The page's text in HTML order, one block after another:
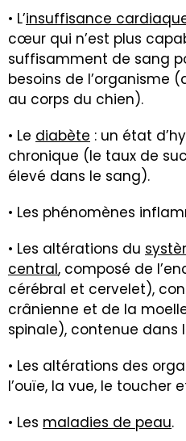
• L’insuffisance
cœur qui n’est plus
suffisamment de sang
besoins de l’organisme
au corps du chien).
• Le diabète : un état
chronique (le taux de
élevé dans le sang).
• Les phénomènes
• Les altérations du
central, composé de
cérébral et cervelet),
crânienne et de la
spinale), contenue dans
• Les altérations des
l’ouïe, la vue, le toucher
• Les maladies de peau.